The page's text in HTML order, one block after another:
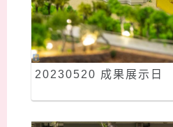
20230520 成果展示日